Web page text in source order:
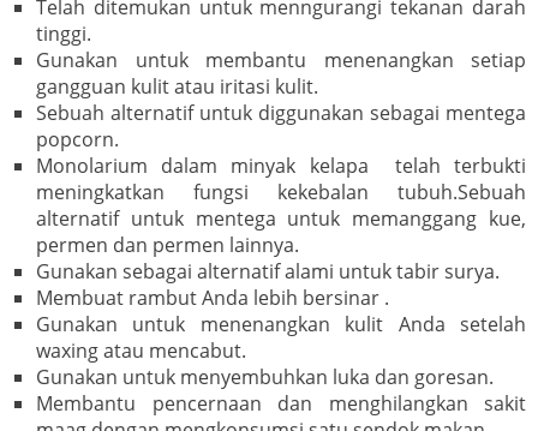
Telah ditemukan untuk menngurangi tekanan darah
tinggi.
Gunakan untuk membantu menenangkan setiap
gangguan kulit atau iritasi kulit.
Sebuah alternatif untuk diggunakan sebagai mentega
popcorn.
Monolarium dalam minyak kelapa telah terbukti
meningkatkan fungsi kekebalan tubuh.Sebuah
alternatif untuk mentega untuk memanggang kue,
permen dan permen lainnya.
Gunakan sebagai alternatif alami untuk tabir surya.
Membuat rambut Anda lebih bersinar .
Gunakan untuk menenangkan kulit Anda setelah
waxing atau mencabut.
Gunakan untuk menyembuhkan luka dan goresan.
Membantu pencernaan dan menghilangkan sakit